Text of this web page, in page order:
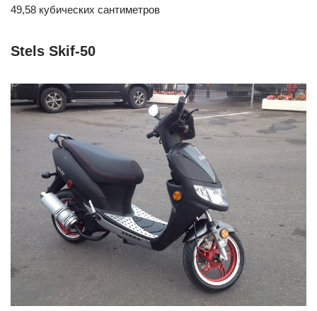
49,58 кубических сантиметров
Stels Skif-50